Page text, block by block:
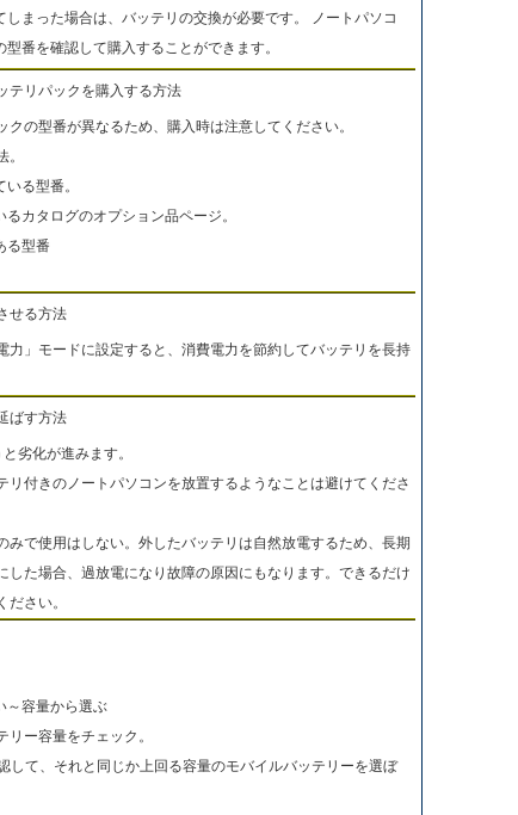
まった場合は、バッテリの交換が必要です。 ノートパソコ
番を確認して購入することができます。
テリパックを購入する方法
の型番が異なるため、購入時は注意してください。
る型番。
カタログのオプション品ページ。
る型番
せる方法
力」モードに設定すると、消費電力を節約してバッテリを長持
ばす方法
劣化が進みます。
リ付きのノートパソコンを放置するようなことは避けてくださ
みで使用はしない。外したバッテリは自然放電するため、長期
した場合、過放電になり故障の原因にもなります。できるだけ
さい。
～容量から選ぶ
ー容量をチェック。
して、それと同じか上回る容量のモバイルバッテリーを選ぼ